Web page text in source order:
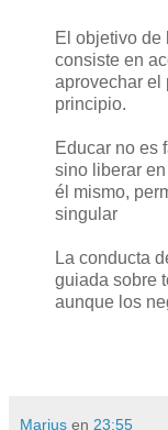
El objetivo de
consiste en
aprovechar el
principio.
Educar no es
sino liberar
él mismo,
singular
La conducta
guiada sobre
aunque los
Marius en 23:55